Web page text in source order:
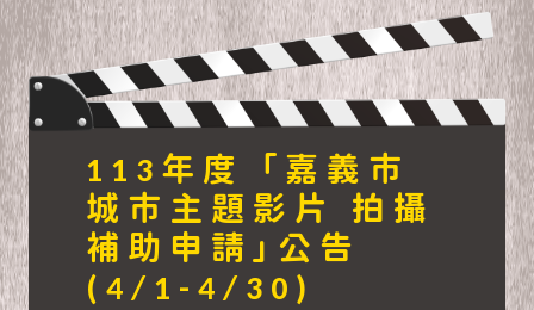
:::
113年度 「嘉義市
城市主題影片 拍攝
補助申請」公告
(4/1-4/30)